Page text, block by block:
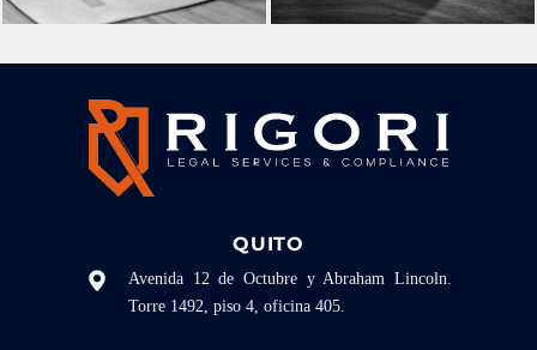
QUITO
Avenida 12 de Octubre y Abraham Lincoln.
Torre 1492, piso 4, oficina 405.